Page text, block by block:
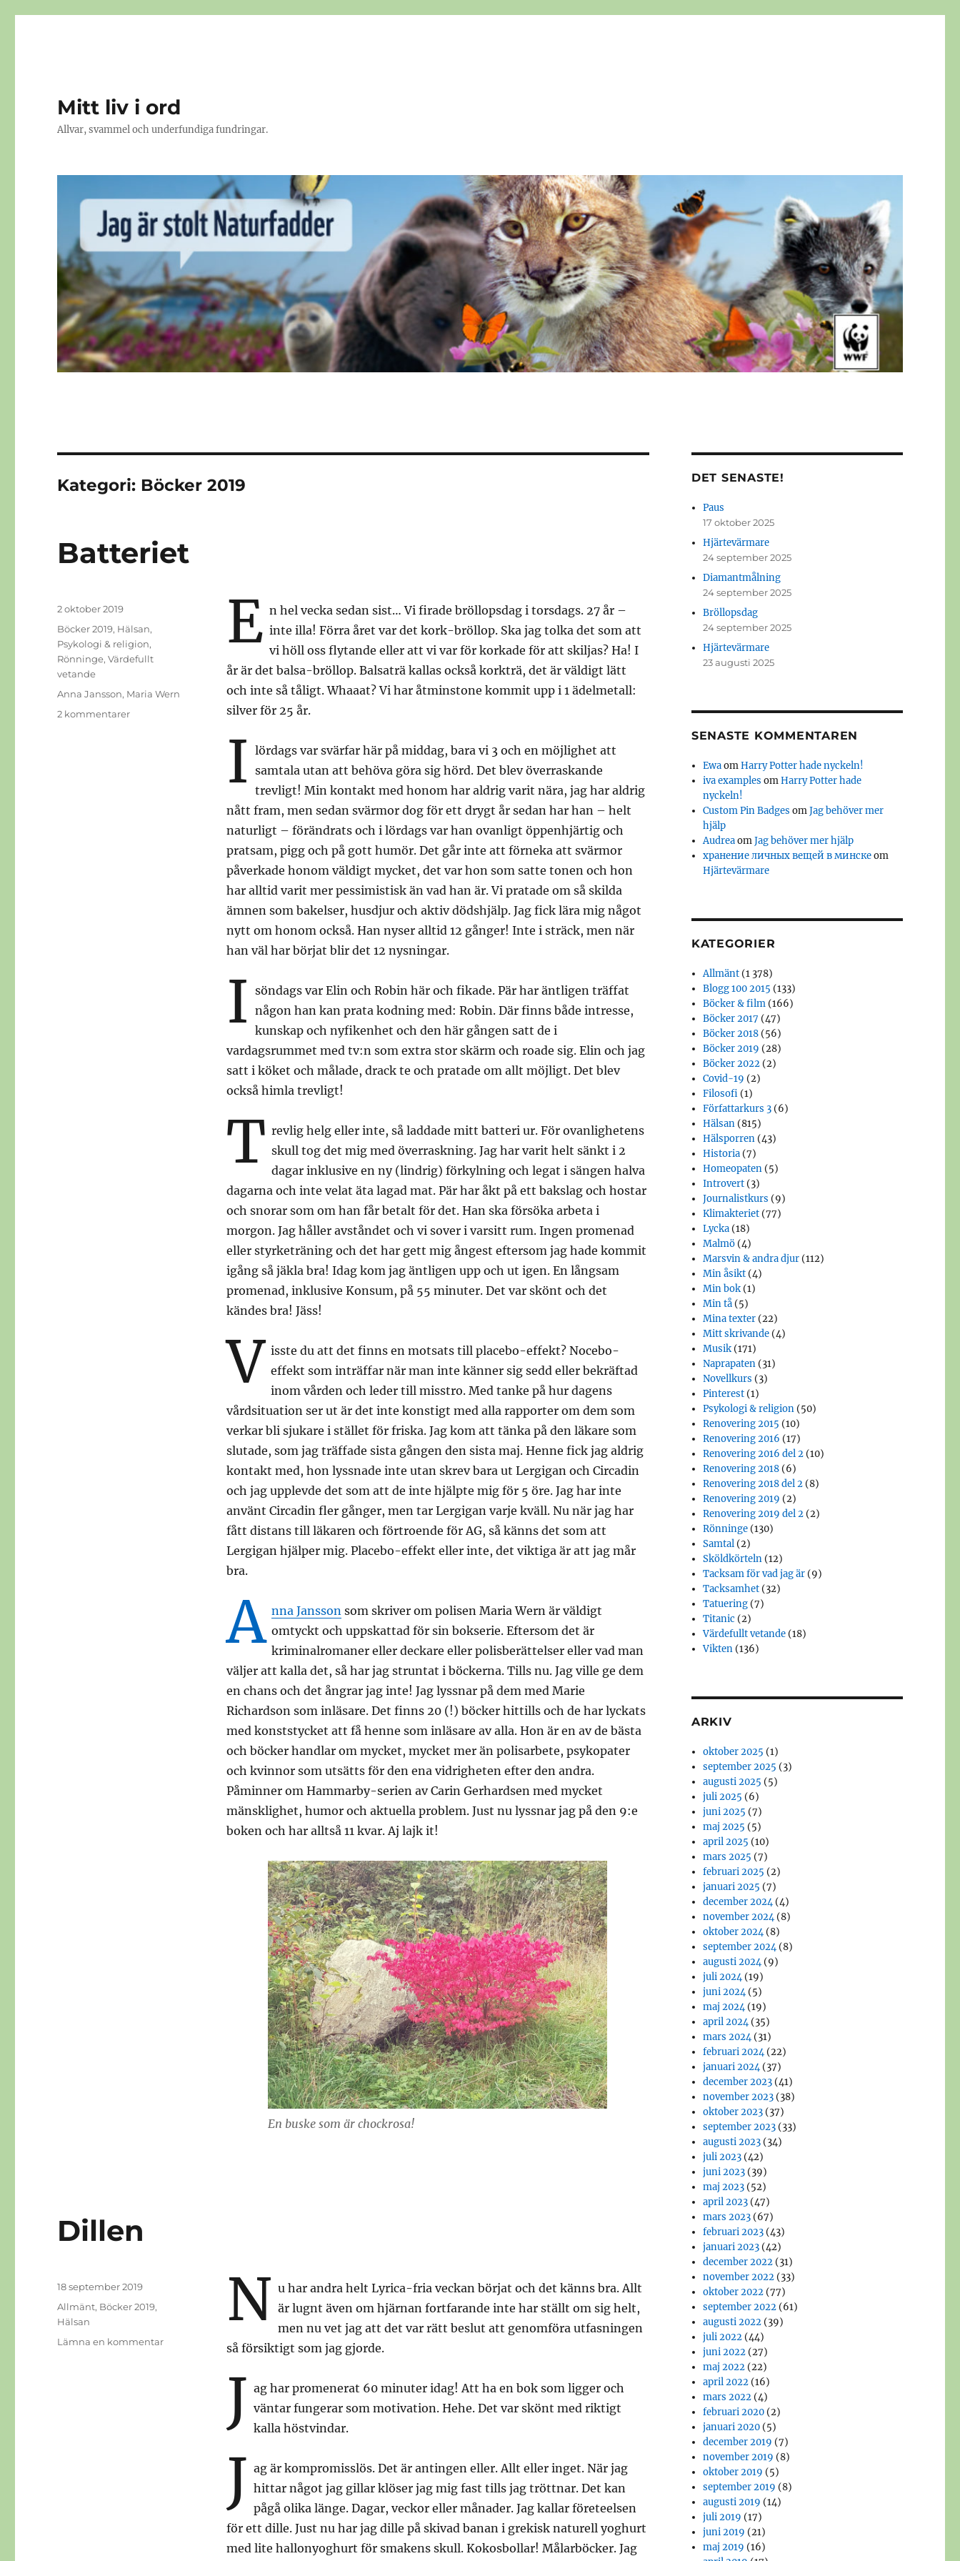
Mitt liv i ord
Allvar, svammel och underfundiga fundringar.
Kategori: Böcker 2019
Batteriet
E n hel vecka sedan sist… Vi firade bröllopsdag i torsdags. 27 år –
inte illa! Förra året var det kork-bröllop. Ska jag tolka det som att
vi höll oss flytande eller att vi var för korkade för att skiljas? Ha! I
år är det balsa-bröllop. Balsaträ kallas också korkträ, det är väldigt lätt
och inte så tåligt. Whaaat? Vi har åtminstone kommit upp i 1 ädelmetall:
silver för 25 år.
I lördags var svärfar här på middag, bara vi 3 och en möjlighet att
samtala utan att behöva göra sig hörd. Det blev överraskande
trevligt! Min kontakt med honom har aldrig varit nära, jag har aldrig
nått fram, men sedan svärmor dog för ett drygt år sedan har han – helt
naturligt – förändrats och i lördags var han ovanligt öppenhjärtig och
pratsam, pigg och på gott humör. Det går inte att förneka att svärmor
påverkade honom väldigt mycket, det var hon som satte tonen och hon
har alltid varit mer pessimistisk än vad han är. Vi pratade om så skilda
ämnen som bakelser, husdjur och aktiv dödshjälp. Jag fick lära mig något
nytt om honom också. Han nyser alltid 12 gånger! Inte i sträck, men när
han väl har börjat blir det 12 nysningar.
I söndags var Elin och Robin här och fikade. Pär har äntligen träffat
någon han kan prata kodning med: Robin. Där finns både intresse,
kunskap och nyfikenhet och den här gången satt de i
vardagsrummet med tv:n som extra stor skärm och roade sig. Elin och jag
satt i köket och målade, drack te och pratade om allt möjligt. Det blev
också himla trevligt!
T revlig helg eller inte, så laddade mitt batteri ur. För ovanlighetens
skull tog det mig med överraskning. Jag har varit helt sänkt i 2
dagar inklusive en ny (lindrig) förkylning och legat i sängen halva
dagarna och inte velat äta lagad mat. Pär har åkt på ett bakslag och hostar
och snorar som om han får betalt för det. Han ska försöka arbeta i
morgon. Jag håller avståndet och vi sover i varsitt rum. Ingen promenad
eller styrketräning och det har gett mig ångest eftersom jag hade kommit
igång så jäkla bra! Idag kom jag äntligen upp och ut igen. En långsam
promenad, inklusive Konsum, på 55 minuter. Det var skönt och det
kändes bra! Jäss!
V isste du att det finns en motsats till placebo-effekt? Nocebo-
effekt som inträffar när man inte känner sig sedd eller bekräftad
inom vården och leder till misstro. Med tanke på hur dagens
vårdsituation ser ut är det inte konstigt med alla rapporter om dem som
verkar bli sjukare i stället för friska. Jag kom att tänka på den läkare som
slutade, som jag träffade sista gången den sista maj. Henne fick jag aldrig
kontakt med, hon lyssnade inte utan skrev bara ut Lergigan och Circadin
och jag upplevde det som att de inte hjälpte mig för 5 öre. Jag har inte
använt Circadin fler gånger, men tar Lergigan varje kväll. Nu när jag har
fått distans till läkaren och förtroende för AG, så känns det som att
Lergigan hjälper mig. Placebo-effekt eller inte, det viktiga är att jag mår
bra.
A nna Janssonsom skriver om polisen Maria Wern är väldigt
omtyckt och uppskattad för sin bokserie. Eftersom det är
kriminalromaner eller deckare eller polisberättelser eller vad man
väljer att kalla det, så har jag struntat i böckerna. Tills nu. Jag ville ge dem
en chans och det ångrar jag inte! Jag lyssnar på dem med Marie
Richardson som inläsare. Det finns 20 (!) böcker hittills och de har lyckats
med konststycket att få henne som inläsare av alla. Hon är en av de bästa
och böcker handlar om mycket, mycket mer än polisarbete, psykopater
och kvinnor som utsätts för den ena vidrigheten efter den andra.
Påminner om Hammarby-serien av Carin Gerhardsen med mycket
mänsklighet, humor och aktuella problem. Just nu lyssnar jag på den 9:e
boken och har alltså 11 kvar. Aj lajk it!
En buske som är chockrosa!
Publicerat
den
2 oktober 2019
Kategorier
Böcker 2019, Hälsan,
Psykologi & religion,
Rönninge,Värdefullt
vetande
Etiketter
Anna Jansson, Maria Wern
2 kommentarertill
Dillen
N u har andra helt Lyrica-fria veckan börjat och det känns bra. Allt
är lugnt även om hjärnan fortfarande inte har ställt om sig helt,
men nu vet jag att det var rätt beslut att genomföra utfasningen
så försiktigt som jag gjorde.
J ag har promenerat 60 minuter idag! Att ha en bok som ligger och
väntar fungerar som motivation. Hehe. Det var skönt med riktigt
kalla höstvindar.
J ag är kompromisslös. Det är antingen eller. Allt eller inget. När jag
hittar något jag gillar klöser jag mig fast tills jag tröttnar. Det kan
pågå olika länge. Dagar, veckor eller månader. Jag kallar företeelsen
för ett dille. Just nu har jag dille på skivad banan i grekisk naturell yoghurt
med lite hallonyoghurt för smakens skull. Kokosbollar! Målarböcker. Jag
Publicerat
den
18 september 2019
Kategorier
Allmänt, Böcker 2019,
Hälsan
Lämna en kommentartill
DET SENASTE!
Paus
17 oktober 2025
Hjärtevärmare
24 september 2025
Diamantmålning
24 september 2025
Bröllopsdag
24 september 2025
Hjärtevärmare
23 augusti 2025
SENASTE KOMMENTAREN
EwaomHarry Potter hade nyckeln!
iva examples omHarry Potter hade
nyckeln!
Custom Pin Badges omJag behöver mer
hjälp
AudreaomJag behöver mer hjälp
хранение личных вещей в минскеom
Hjärtevärmare
KATEGORIER
Allmänt (1 378)
Blogg 100 2015 (133)
Böcker & film (166)
Böcker 2017 (47)
Böcker 2018 (56)
Böcker 2019 (28)
Böcker 2022 (2)
Covid-19 (2)
Filosofi (1)
Författarkurs 3 (6)
Hälsan (815)
Hälsporren (43)
Historia (7)
Homeopaten (5)
Introvert (3)
Journalistkurs (9)
Klimakteriet (77)
Lycka (18)
Malmö (4)
Marsvin & andra djur (112)
Min åsikt (4)
Min bok (1)
Min tå (5)
Mina texter (22)
Mitt skrivande (4)
Musik (171)
Naprapaten (31)
Novellkurs (3)
Pinterest (1)
Psykologi & religion (50)
Renovering 2015 (10)
Renovering 2016 (17)
Renovering 2016 del 2 (10)
Renovering 2018 (6)
Renovering 2018 del 2 (8)
Renovering 2019 (2)
Renovering 2019 del 2 (2)
Rönninge (130)
Samtal (2)
Sköldkörteln (12)
Tacksam för vad jag är (9)
Tacksamhet (32)
Tatuering (7)
Titanic (2)
Värdefullt vetande (18)
Vikten (136)
ARKIV
oktober 2025 (1)
september 2025 (3)
augusti 2025 (5)
juli 2025 (6)
juni 2025 (7)
maj 2025 (5)
april 2025 (10)
mars 2025 (7)
februari 2025 (2)
januari 2025 (7)
december 2024(4)
november 2024(8)
oktober 2024(8)
september 2024(8)
augusti 2024(9)
juli 2024(19)
juni 2024(5)
maj 2024(19)
april 2024(35)
mars 2024(31)
februari 2024(22)
januari 2024(37)
december 2023 (41)
november 2023 (38)
oktober 2023 (37)
september 2023 (33)
augusti 2023 (34)
juli 2023 (42)
juni 2023 (39)
maj 2023 (52)
april 2023 (47)
mars 2023 (67)
februari 2023 (43)
januari 2023 (42)
december 2022 (31)
november 2022 (33)
oktober 2022 (77)
september 2022 (61)
augusti 2022 (39)
juli 2022 (44)
juni 2022 (27)
maj 2022 (22)
april 2022 (16)
mars 2022 (4)
februari 2020 (2)
januari 2020 (5)
december 2019 (7)
november 2019 (8)
oktober 2019 (5)
september 2019 (8)
augusti 2019 (14)
juli 2019 (17)
juni 2019 (21)
maj 2019 (16)